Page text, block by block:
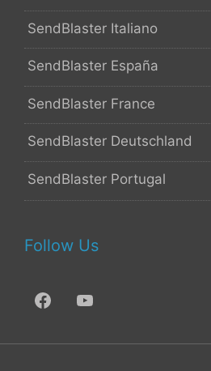
SendBlaster Italiano
SendBlaster España
SendBlaster France
SendBlaster Deutschland
SendBlaster Portugal
Follow Us